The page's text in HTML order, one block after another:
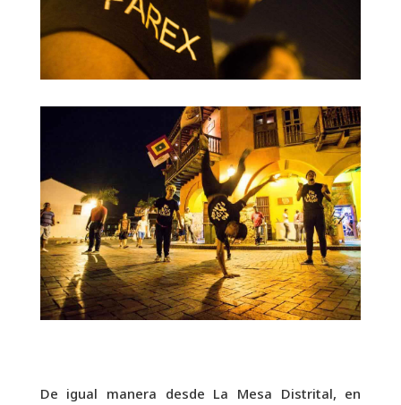
De igual manera desde La Mesa Distrital, en